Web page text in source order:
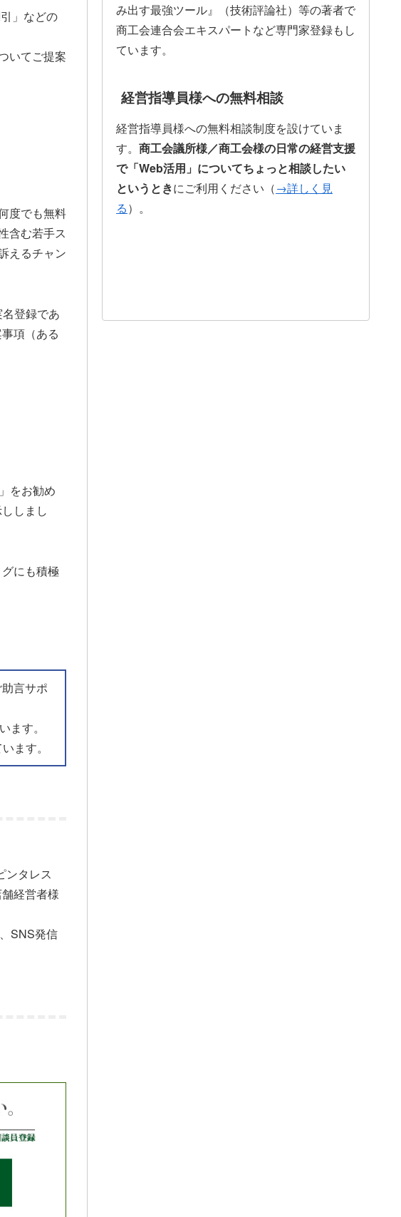
」などの
いてご提案
度でも無料
含む若手ス
えるチャン
登録であ
項（ある
をお勧め
しまし
にも積極
言サポ
ます。
ます。
ンタレス
経営者様
SNS発信
み出す最強ツール』（技術評論社）等の著者で
商工会連合会エキスパートなど専門家登録もし
ています。
経営指導員様への無料相談
経営指導員様への無料相談制度を設けていま
す。 商工会議所様／商工会様の日常の経営支援
で「Web活用」についてちょっと相談したい
というときにご利用ください（→詳しく見
る）。